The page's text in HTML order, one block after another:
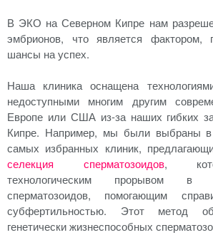
В ЭКО на Северном Кипре нам
эмбрионов, что является
шансы на успех.
Наша клиника оснащена
недоступными многим другим
Европе или США из-за наших гибких
Кипре. Например, мы были выбраны в
самых избранных клиник,
селекция сперматозоидов,
технологическим прорывом в
сперматозоидов, помогающим
субфертильностью. Этот метод
генетически жизнеспособных